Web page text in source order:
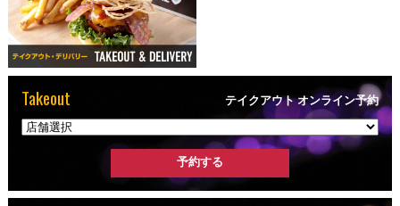
Takeout テイクアウト オンライン予約